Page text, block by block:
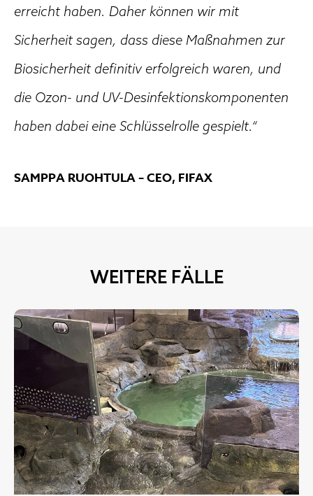
erreicht haben. Daher können wir mit
Sicherheit sagen, dass diese Maßnahmen zur
Biosicherheit definitiv erfolgreich waren, und
die Ozon- und UV-Desinfektionskomponenten
haben dabei eine Schlüsselrolle gespielt.“
SAMPPA RUOHTULA – CEO, FIFAX
WEITERE FÄLLE